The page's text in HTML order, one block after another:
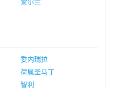
委内瑞拉
荷属圣马丁
智利